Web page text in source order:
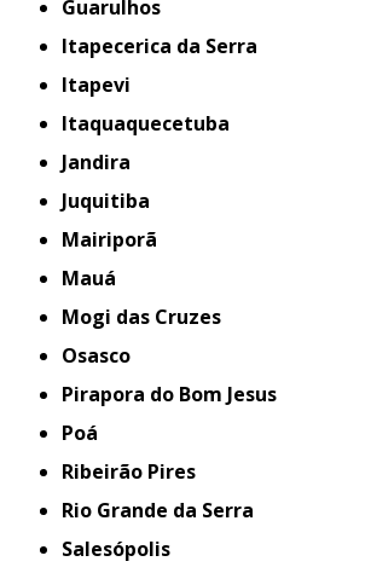
Guarulhos
Itapecerica da Serra
Itapevi
Itaquaquecetuba
Jandira
Juquitiba
Mairiporã
Mauá
Mogi das Cruzes
Osasco
Pirapora do Bom Jesus
Poá
Ribeirão Pires
Rio Grande da Serra
Salesópolis